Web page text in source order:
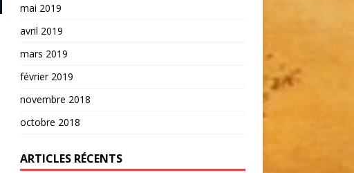
mai 2019
avril 2019
mars 2019
février 2019
novembre 2018
octobre 2018
ARTICLES RÉCENTS